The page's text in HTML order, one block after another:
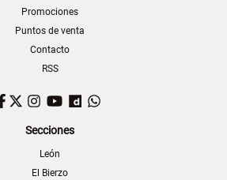
Promociones
Puntos de venta
Contacto
RSS
Facebook
TwitterInstagram
YouTubeDailymotion
Secciones
León
El Bierzo